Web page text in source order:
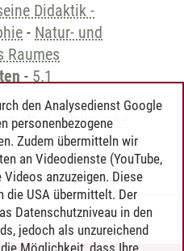
Didaktik -
- Natur- und
Raumes
- 5.1
-Physische
den Analysedienst Google
personenbezogene
Zudem übermitteln wir
an Videodienste (YouTube,
anzuzeigen. Diese
die USA übermittelt. Der
Datenschutzniveau in den
jedoch als unzureichend
Möglichkeit, dass Ihre